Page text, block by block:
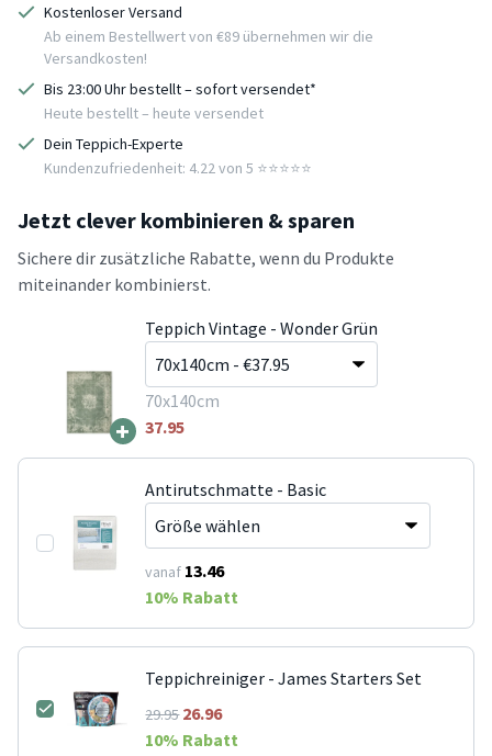
Kostenloser Versand
Ab einem Bestellwert von €89 übernehmen wir die
Versandkosten!
Bis 23:00 Uhr bestellt – sofort versendet*
Heute bestellt – heute versendet
Dein Teppich-Experte
Kundenzufriedenheit: 4.22 von 5 ⭐️⭐️⭐️⭐️⭐️
Jetzt clever kombinieren & sparen
Sichere dir zusätzliche Rabatte, wenn du Produkte
miteinander kombinierst.
+
Teppich Vintage - Wonder Grün
70x140cm
37.95
Antirutschmatte - Basic
vanaf 13.46
10% Rabatt
Teppichreiniger - James Starters Set
29.9526.96
10% Rabatt